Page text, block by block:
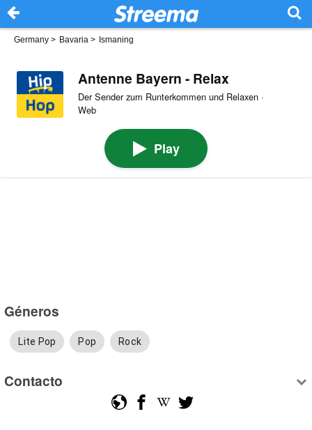
Germany > Bavaria > Ismaning
Antenne Bayern - Relax
Der Sender zum Runterkommen und Relaxen ·
Web
Play
Géneros
Lite Pop Pop Rock
Contacto